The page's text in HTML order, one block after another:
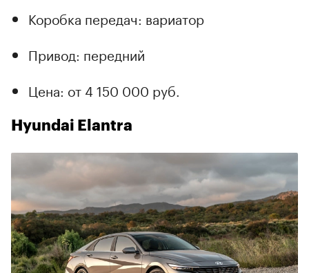
Коробка передач: вариатор
Привод: передний
Цена: от 4 150 000 руб.
Hyundai Elantra